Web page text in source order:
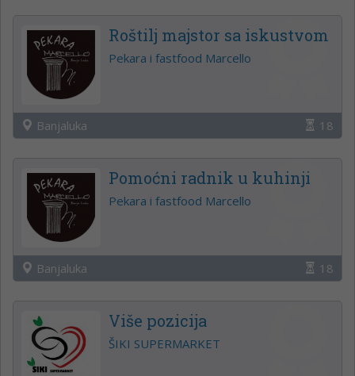
Roštilj majstor sa iskustvom
Pekara i fastfood Marcello
Banjaluka 18
Pomoćni radnik u kuhinji
Pekara i fastfood Marcello
Banjaluka 18
Više pozicija
ŠIKI SUPERMARKET